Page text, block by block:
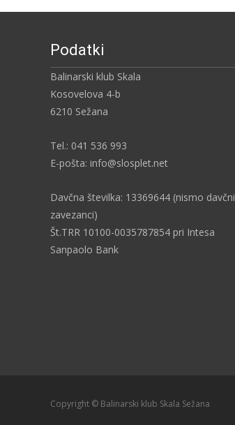
Podatki
Balinarski klub Skala
Kosovelova 4-b
6210 Sežana
Tel.: 041 536 993
E-pošta: info@slosplet.net
Davčna številka: 13369644 (nismo davčni
zavezanci)
Št.TRR 10100-0035787854 pri Intesa
Sanpaolo Bank
Copyright © Balinarski klub Skala Sežana